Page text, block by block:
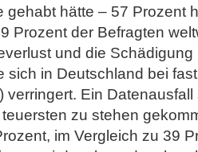
gehabt hätte – 57 Prozent
Prozent der Befragten
und die
sich in Deutschland bei
verringert. Ein
zu stehen
im Vergleich zu 39